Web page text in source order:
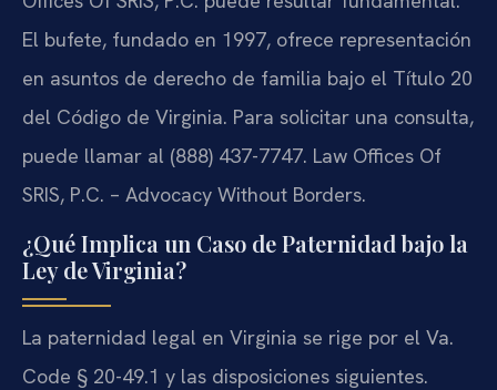
El bufete, fundado en 1997, ofrece representación
en asuntos de derecho de familia bajo el Título 20
del Código de Virginia. Para solicitar una consulta,
puede llamar al (888) 437-7747. Law Offices Of
SRIS, P.C. – Advocacy Without Borders.
¿Qué Implica un Caso de Paternidad bajo la
Ley de Virginia?
La paternidad legal en Virginia se rige por el Va.
Code § 20-49.1 y las disposiciones siguientes.